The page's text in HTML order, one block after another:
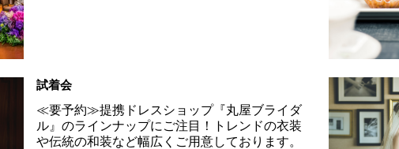
試着会
≪要予約≫提携ドレスショップ『丸屋ブライダ
ル』のラインナップにご注目！トレンドの衣装
や伝統の和装など幅広くご用意しております。